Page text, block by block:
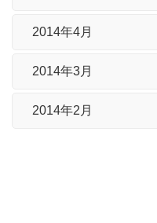
2014年4月
2014年3月
2014年2月